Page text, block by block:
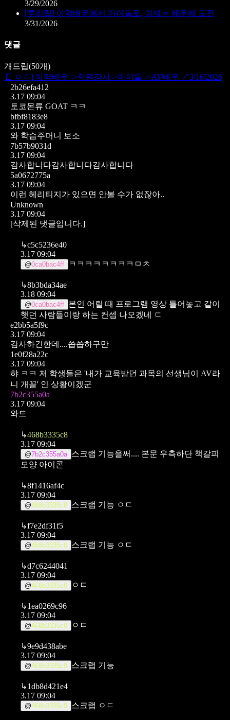
3/29/2026
[루리웹] 아역배우에서 아이돌로, 이제는 배우에 도전
3/31/2026
댓글
개드립(50개)
📄
ㅇㅎ] 아역배우 ->학원강사->아이돌 ->AV배우 ↗3/16/2026
2b26efa412
3.17 09:04
토코몬류 GOAT ㅋㅋ
bfbf8183e8
3.17 09:04
와 학습주머니 보소
7b57b9031d
3.17 09:04
감사합니다감사합니다감사합니다
5a0672775a
3.17 09:04
이런 헤리티지가 있으면 안볼 수가 없잖아..
Unknown
3.17 09:04
[삭제된 댓글입니다.]
↳c5c5236e40
3.17 09:04
@0ca0bac4ff ㅋㅋㅋㅋㅋㅋㅋㅋㅁㅊ
↳8b3bda34ae
3.18 09:04
@0ca0bac4ff 본인 어릴 때 프로그램 영상 틀어놓고 같이
햇던 사람들이랑 하는 컨셉 나오겠네 ㄷ
e2bb5a5f9c
3.17 09:04
감사하긴한데....씁씁하구만
1e0f28a22c
3.17 09:04
햐 ㅋㅋ 저 학생들은 '내가 교육받던 과목의 선생님이 AV라
니 개꼴' 인 상황이겠군
7b2c355a0a
3.17 09:04
와드
↳468b3335c8
3.17 09:04
@7b2c355a0a 스크랩 기능을써.... 본문 우측하단 책갈피
모양 아이콘
↳8f1416af4c
3.17 09:04
@468b3335c8 스크랩 기능 ㅇㄷ
↳f7e2df31f5
3.17 09:04
@468b3335c8 스크랩 기능 ㅇㄷ
↳d7c6244041
3.17 09:04
@468b3335c8 ㅇㄷ
↳1ea0269c96
3.17 09:04
@468b3335c8 ㅇㄷ
↳9e9d438abe
3.17 09:04
@468b3335c8 스크랩 기능
↳1db8d421e4
3.17 09:04
@468b3335c8 스크랩 ㅇㄷ